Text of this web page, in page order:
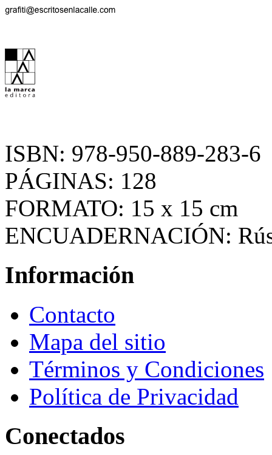
ISBN: 978-950-889-283-6
PÁGINAS: 128
FORMATO: 15 x 15 cm
ENCUADERNACIÓN:
Información
Contacto
Mapa del sitio
Términos y Condiciones
Política de Privacidad
Conectados